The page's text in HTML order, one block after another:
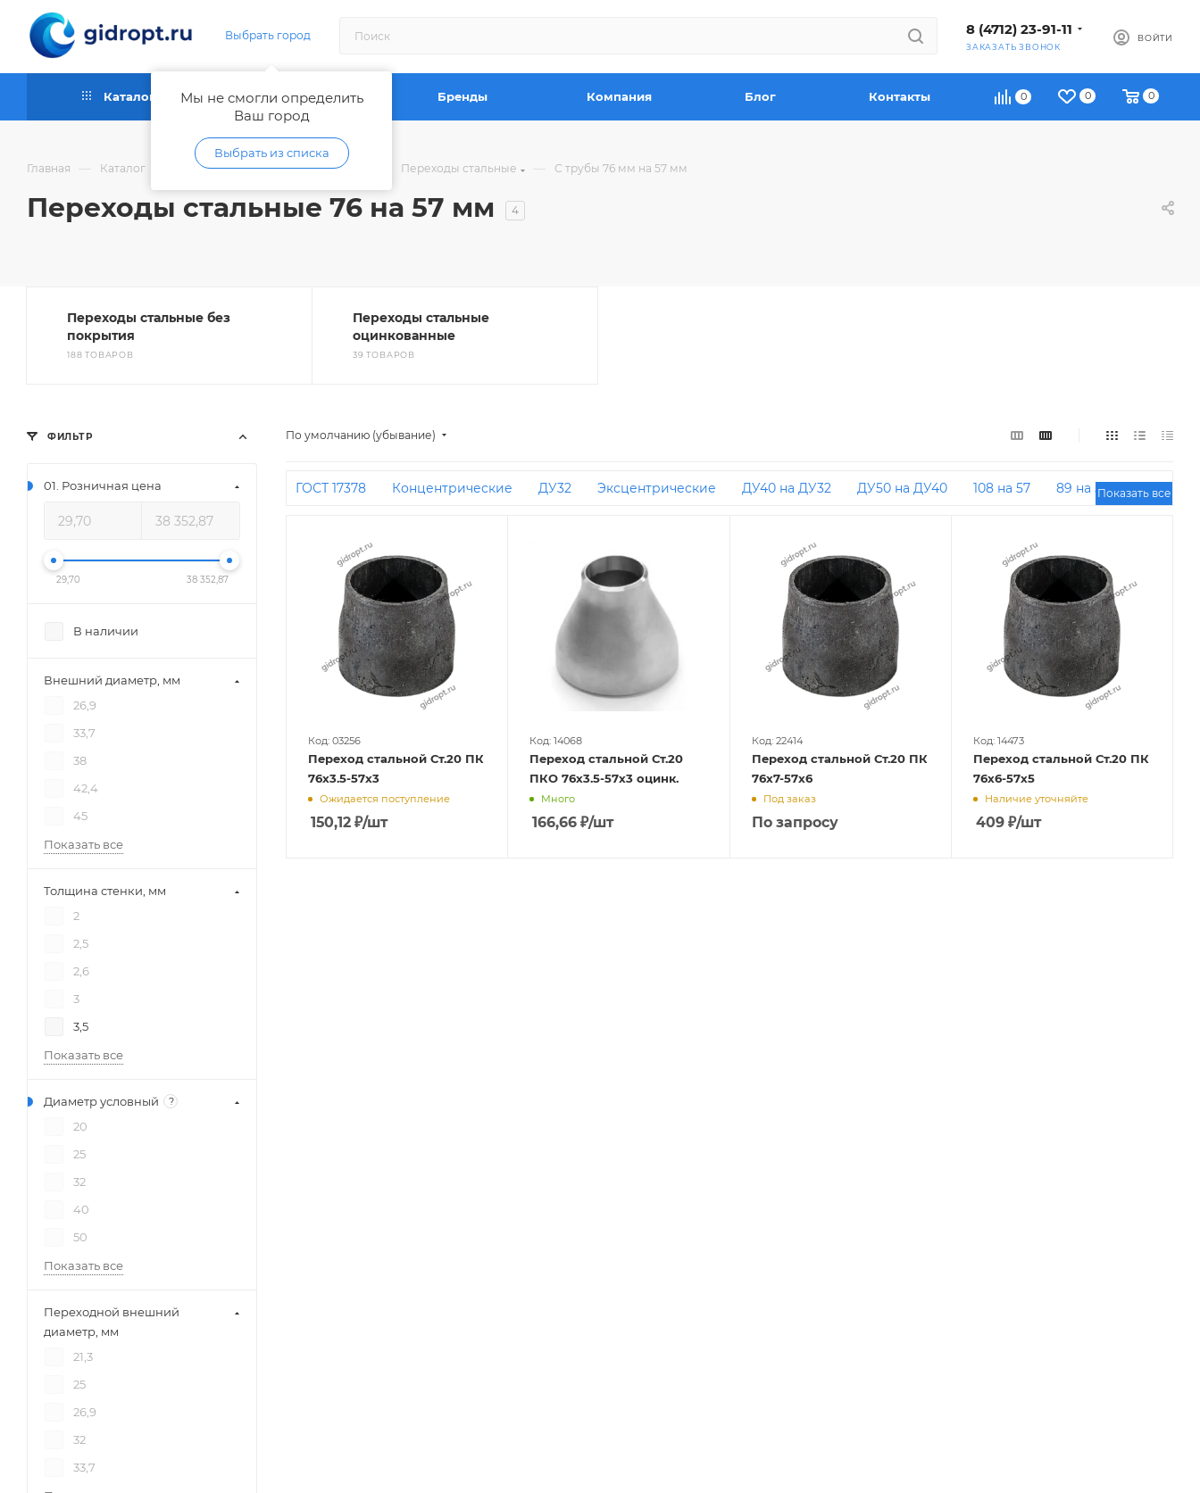
Выбрать город
Мы не смогли определить
Ваш город
Выбрать из списка
8 (4712) 23-91-11
ЗАКАЗАТЬ ЗВОНОК
ВОЙТИ
0 0 0
Каталог Как купить Бренды Компания Блог Контакты
Главная — Каталог Трубы и фитинги металлические Переходы стальные — С трубы 76 мм на 57 мм
Переходы стальные 76 на 57 мм 4
Переходы стальные без
покрытия
188 ТОВАРОВ
Переходы стальные
оцинкованные
39 ТОВАРОВ
По умолчанию (убывание)
ГОСТ 17378 Концентрические ДУ32 Эксцентрические ДУ40 на ДУ32 ДУ50 на ДУ40 108 на 57
89 на 57
Концентрические ДУ50 на ДУ40
57 на 32 219 на 159 ДУ100 на ДУ50 ДУ65 на ДУ20
Эксцентрические ДУ50 на
ДУ20 на ДУ15 219 на 108 ДУ40 на ДУ20 ДУ50 на ДУ25
Концентрические приварные
бесшовные
76 на 25 ДУ150 на ДУ125 ДУ25 на ДУ15 Эксцентрические ДУ50 на ДУ32
Концентрические ДУ25 на
Концентрические ДУ50 на ДУ32 Концентрические ДУ25 на ДУ20 159 на 57 ДУ150 на ДУ80
ДУ80 на ДУ65
76 на 50
325 Из углеродистой стали Концентрические 89 на 57 ДУ40 на ДУ25
Концентрические ДУ20
57 на 20 ДУ32 на ДУ15 ДУ50 на ДУ15 Концентрические ДУ50 на ДУ25
57 на 45
Концентрические ДУ32 на ДУ20
Концентрические исп 1 ДУ200 на ДУ100
Концентрические бесшовные
Исп 1
Концентрические 219х10 на 159х8 Концентрические ДУ65 на ДУ50
Концентрические ДУ40 на ДУ20
ДУ65 на ДУ50
Концентрические ДУ40 на ДУ25 Эксцентрические ДУ50 на ДУ80 Концентрические ДУ80 на ДУ50
Показать все
Код: 03256
Переход стальной Ст.20 ПК
76х3.5-57х3
Ожидается поступление
150,12 ₽/шт
Код: 14068
Переход стальной Ст.20
ПКО 76х3.5-57х3 оцинк.
Много
166,66 ₽/шт
Код: 22414
Переход стальной Ст.20 ПК
76х7-57х6
Под заказ
По запросу
Код: 14473
Переход стальной Ст.20 ПК
76х6-57х5
Наличие уточняйте
409₽/шт
ФИЛЬТР
01. Розничная цена
29,70 38 352,87
В наличии
Внешний диаметр, мм
26,9
33,7
38
42,4
45
Показать все
Толщина стенки, мм
2
2,5
2,6
3
3,5
Показать все
Диаметр условный ?
20
25
32
40
50
Показать все
Переходной внешний
диаметр, мм
21,3
25
26,9
32
33,7